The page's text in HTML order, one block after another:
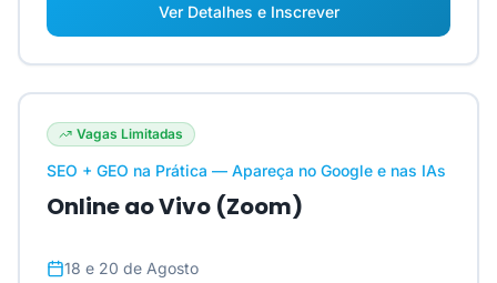
Ver Detalhes e Inscrever
Vagas Limitadas
SEO + GEO na Prática — Apareça no Google e nas IAs
Online ao Vivo (Zoom)
18 e 20 de Agosto